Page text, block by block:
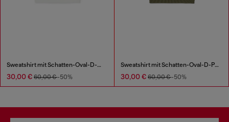
Sweatshirt mit Schatten-Oval-D-Print
30,00 € 60,00 €-50%
Sweatshirt mit Schatten-Oval-D-Print
30,00 € 60,00 €-50%